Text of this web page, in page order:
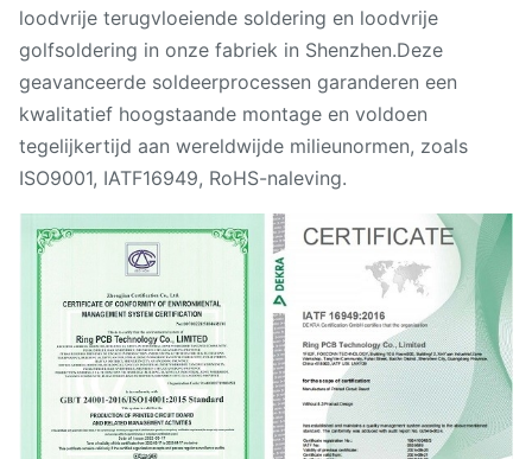
loodvrije terugvloeiende soldering en loodvrije
golfsoldering in onze fabriek in Shenzhen.Deze
geavanceerde soldeerprocessen garanderen een
kwalitatief hoogstaande montage en voldoen
tegelijkertijd aan wereldwijde milieunormen, zoals
ISO9001, IATF16949, RoHS-naleving.